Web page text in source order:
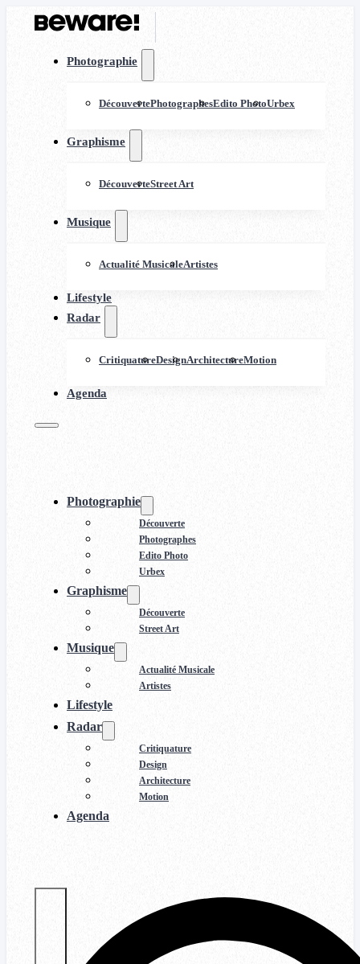
Photographie
DécouvertePhotographesEdito PhotoUrbex
Graphisme
DécouverteStreet Art
Musique
Actualité MusicaleArtistes
Lifestyle
Radar
CritiquatureDesignArchitectureMotion
Agenda
Photographie
Découverte
Photographes
Edito Photo
Urbex
Graphisme
Découverte
Street Art
Musique
Actualité Musicale
Artistes
Lifestyle
Radar
Critiquature
Design
Architecture
Motion
Agenda